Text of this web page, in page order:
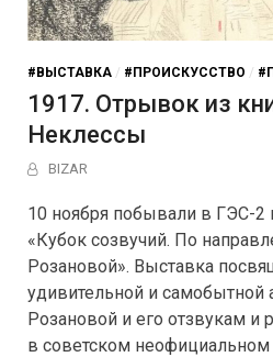
#ВЫСТАВКА / #ПРОИСКУССТВО /
1917. Отрывок из
Неклессы
BIZAR
10 ноября побывали в ГЭС-2
«Кубок созвучий. По
Розановой». Выставка
удивительной и самобытной
Розановой и его отзвукам и
в советском неофициальном